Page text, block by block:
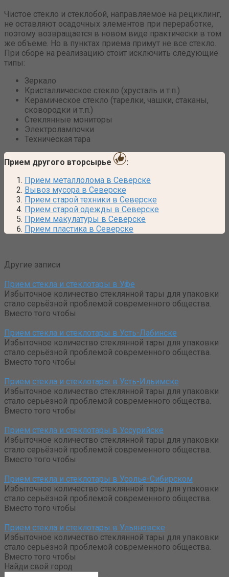
Чистое стекло и стеклобой, направляемое на рециклинг,
не оставляют осадочных элементов при переработке,
поэтому возвращается в новом виде практически в том
же объеме. Но в пунктах приема примут не все стекло.
При сборе на реализацию стоит исключить следующие
типы:
Зеркало
Кристаллическое стекло (хрусталь и т.п.)
Керамическое стекло (тарелки, чашки, стаканы,
сковородки и т.п.)
Стеклянные мониторы
Электролампочки
Техническая тара
Прием другого вторсырье
:
Прием металлолома в Северске
Вывоз мусора в Северске
Прием старой техники в Северске
Прием старой одежды в Северске
Прием макулатуры в Северске
Прием пластика в Северске
Другие записи
Прием стекла и стеклотары в Уфе
Избыточное количество стеклянной тары для упаковки
стало серьёзной проблемой современного общества.
Вместо того чтобы
Прием стекла и стеклотары в Усть-Лабинске
Избыточное количество стеклянной тары для упаковки
стало серьёзной проблемой современного общества.
Вместо того чтобы
Прием стекла и стеклотары в Усть-Ильимске
Избыточное количество стеклянной тары для упаковки
стало серьёзной проблемой современного общества.
Вместо того чтобы
Прием стекла и стеклотары в Уссурийске
Избыточное количество стеклянной тары для упаковки
стало серьёзной проблемой современного общества.
Вместо того чтобы
Прием стекла и стеклотары в Усолье-Сибирском
Избыточное количество стеклянной тары для упаковки
стало серьёзной проблемой современного общества.
Вместо того чтобы
Прием стекла и стеклотары в Ульяновске
Избыточное количество стеклянной тары для упаковки
стало серьёзной проблемой современного общества.
Вместо того чтобы
Найди свой город